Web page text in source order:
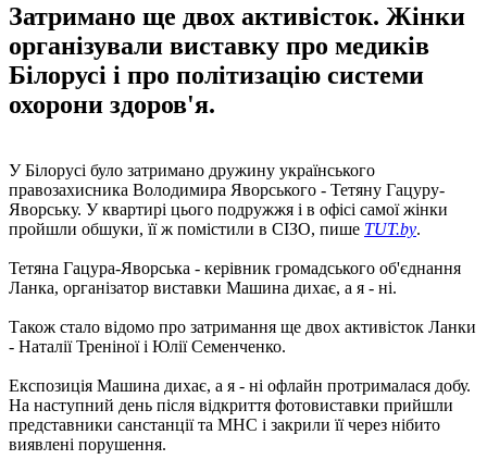
Затримано ще двох активісток. Жінки
організували виставку про медиків
Білорусі і про політизацію системи
охорони здоров'я.
У Білорусі було затримано дружину українського
правозахисника Володимира Яворського - Тетяну Гацуру-
Яворську. У квартирі цього подружжя і в офісі самої жінки
пройшли обшуки, її ж помістили в СІЗО, пише TUT.by.
Тетяна Гацура-Яворська - керівник громадського об'єднання
Ланка, організатор виставки Машина дихає, а я - ні.
Також стало відомо про затримання ще двох активісток Ланки
- Наталії Треніної і Юлії Семенченко.
Експозиція Машина дихає, а я - ні офлайн протрималася добу.
На наступний день після відкриття фотовиставки прийшли
представники санстанції та МНС і закрили її через нібито
виявлені порушення.